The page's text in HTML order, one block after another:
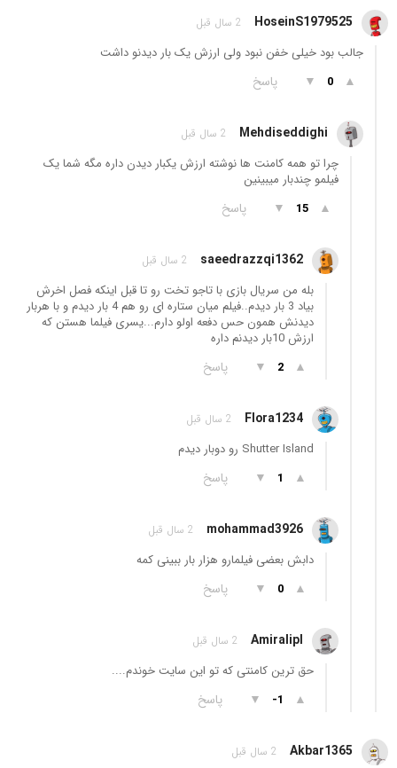
HoseinS1979525 2 سال قبل
جالب بود خیلی خفن نبود ولی ارزش یک بار دیدنو داشت
▲
0
▼ پاسخ
Mehdiseddighi 2 سال قبل
چرا تو همه کامنت ها نوشته ارزش یکبار دیدن داره مگه شما یک
فیلمو چندبار میبینین
▲
15
▼ پاسخ
saeedrazzqi1362 2 سال قبل
بله من سریال بازی با تاجو تخت رو تا قبل اینکه فصل اخرش
بیاد 3 بار دیدم..فیلم میان ستاره ای رو هم 4 بار دیدم و با هربار
دیدنش همون حس دفعه اولو دارم...یسری فیلما هستن که
ارزش 10بار دیدنم داره
▲
2
▼ پاسخ
Flora1234 2 سال قبل
Shutter Island رو دوبار دیدم
▲
1
▼ پاسخ
mohammad3926 2 سال قبل
دابش بعضی فیلمارو هزار بار ببینی کمه
▲
0
▼ پاسخ
Amiralipl 2 سال قبل
حق ترین کامنتی که تو این سایت خوندم....
▲
-1
▼ پاسخ
Akbar1365 2 سال قبل